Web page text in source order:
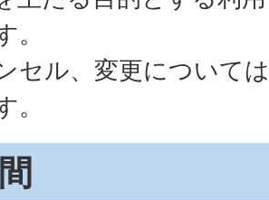
。
セル、変更について
。